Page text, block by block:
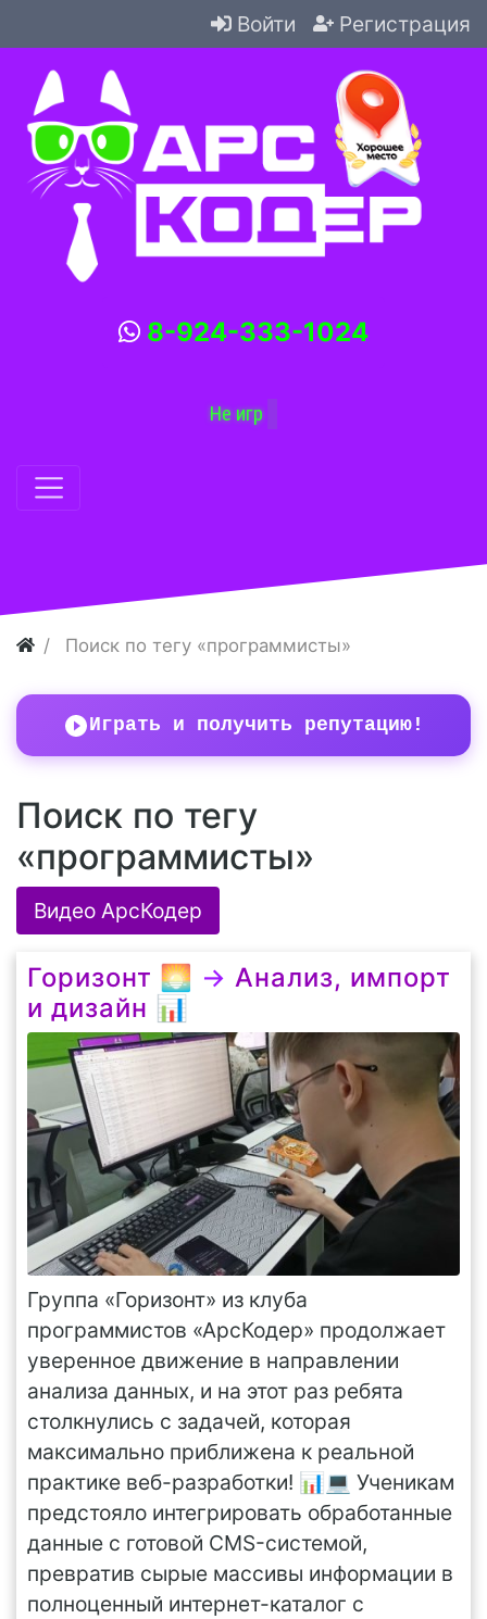
Войти Регистрация
8-924-333-1024
Поиск по тегу «программисты»
Играть и получить репутацию!
Поиск по тегу
«программисты»
Видео АрсКодер
Горизонт 🌅 → Анализ, импорт
и дизайн 📊
Группа «Горизонт» из клуба
программистов «АрсКодер» продолжает
уверенное движение в направлении
анализа данных, и на этот раз ребята
столкнулись с задачей, которая
максимально приближена к реальной
практике веб-разработки! 📊💻 Ученикам
предстояло интегрировать обработанные
данные с готовой CMS-системой,
превратив сырые массивы информации в
полноценный интернет-каталог с